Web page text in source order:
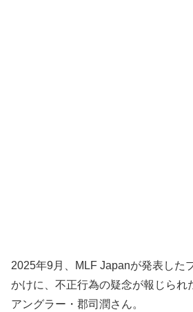
2025年9月、MLF Japanが発表した
かけに、不正行為の疑念が報じられ
アングラー・郡司潤さん。